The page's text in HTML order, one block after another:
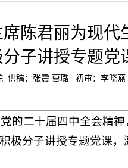
陈君丽为现代
子讲授专题党
供稿：张震 曹璐 初审：李晓
的二十届四中全会精神
极分子讲授专题党课